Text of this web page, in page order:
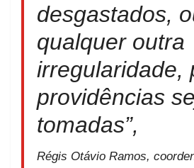
desgastados,
qualquer outra
irregularidade,
providências
tomadas”,
Régis Otávio Ramos,